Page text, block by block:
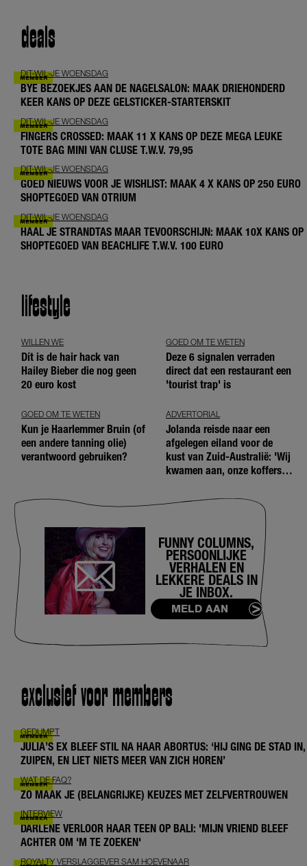
deals
DIT-WIL-JE WOENSDAG
BYE BEZOEKJES AAN DE NAGELSALON: MAAK DRIEHONDERD
KEER KANS OP DEZE GELSTICKER-STARTERSKIT
DIT-WIL-JE WOENSDAG
FINGERS CROSSED: MAAK 11 X KANS OP DEZE MEGA LEUKE
TOTE BAG MINI VAN CLUSE T.W.V. 79,95
DIT-WIL-JE WOENSDAG
GOED NIEUWS VOOR JE WISHLIST: MAAK 4 X KANS OP 250 EURO
SHOPTEGOED VAN OTRIUM
DIT-WIL-JE WOENSDAG
HAAL JE STRANDTAS MAAR TEVOORSCHIJN: MAAK 10X KANS OP
SHOPTEGOED VAN BEACHLIFE T.W.V. 100 EURO
lifestyle
WILLEN WE
Dít is de hair hack van
Hailey Bieber die nog geen
20 euro kost
GOED OM TE WETEN
Deze 6 signalen verraden
direct dat een restaurant een
'tourist trap' is
GOED OM TE WETEN
Kun je Haarlemmer Bruin (of
een andere tanning olie)
verantwoord gebruiken?
ADVERTORIAL
Jolanda reisde naar een
afgelegen eiland voor de
kust van Zuid-Australië: 'Wij
kwamen aan, onze koffers
FUNNY COLUMNS,
PERSOONLIJKE
VERHALEN EN
LEKKERE DEALS IN
JE INBOX.
MELD AAN
exclusief voor members
GEDUMPT
JULIA’S EX BLEEF STIL NA HAAR ABORTUS: ‘HIJ GING DE STAD IN,
ZUIPEN, EN LIET NIETS MEER VAN ZICH HOREN’
WAT DE FAQ?
ZO MAAK JE (BELANGRIJKE) KEUZES MET ZELFVERTROUWEN
INTERVIEW
DARLENE VERLOOR HAAR TEEN OP BALI: 'MIJN VRIEND BLEEF
ACHTER OM 'M TE ZOEKEN'
ROYALTY VERSLAGGEVER SAM HOEVENAAR